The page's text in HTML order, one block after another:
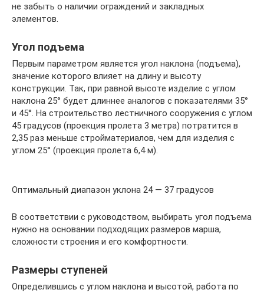
не забыть о наличии ограждений и закладных
элементов.
Угол подъема
Первым параметром является угол наклона (подъема),
значение которого влияет на длину и высоту
конструкции. Так, при равной высоте изделие с углом
наклона 25° будет длиннее аналогов с показателями 35°
и 45°. На строительство лестничного сооружения с углом
45 градусов (проекция пролета 3 метра) потратится в
2,35 раз меньше стройматериалов, чем для изделия с
углом 25° (проекция пролета 6,4 м).
Оптимальный диапазон уклона 24 — 37 градусов
В соответствии с руководством, выбирать угол подъема
нужно на основании подходящих размеров марша,
сложности строения и его комфортности.
Размеры ступеней
Определившись с углом наклона и высотой, работа по